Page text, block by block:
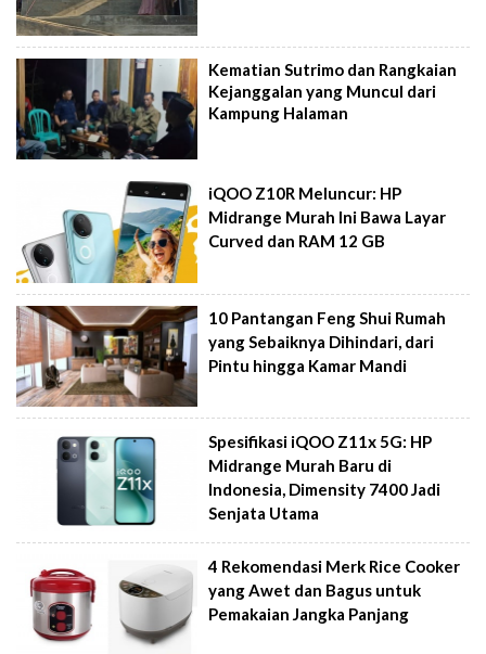
Kematian Sutrimo dan Rangkaian
Kejanggalan yang Muncul dari
Kampung Halaman
iQOO Z10R Meluncur: HP
Midrange Murah Ini Bawa Layar
Curved dan RAM 12 GB
10 Pantangan Feng Shui Rumah
yang Sebaiknya Dihindari, dari
Pintu hingga Kamar Mandi
Spesifikasi iQOO Z11x 5G: HP
Midrange Murah Baru di
Indonesia, Dimensity 7400 Jadi
Senjata Utama
4 Rekomendasi Merk Rice Cooker
yang Awet dan Bagus untuk
Pemakaian Jangka Panjang